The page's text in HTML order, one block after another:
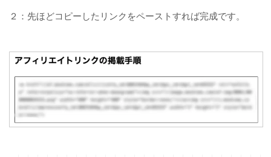
２：先ほどコピーしたリンクをペーストすれば完成です。